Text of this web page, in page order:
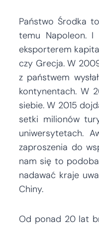
Państwo Środka
temu Napoleon. I
eksporterem
czy Grecja. W
z państwem
kontynentach. W
siebie. W 2015
setki milionów
uniwersytetach.
zaproszenia do
nam się to
nadawać kraje
Chiny.
Od ponad 20 lat